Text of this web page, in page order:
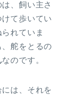
、飼い主さ
て歩いてい
れていま
舵をとるの
なのです。
は、それを